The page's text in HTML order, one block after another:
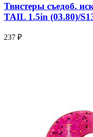
Твистеры съедоб.
TAIL 1.5in (03.80)/
237 ₽